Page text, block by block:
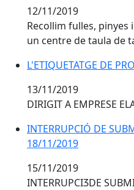
12/11/2019
Recollim fulles,
un centre de taula de
L'ETIQUETATGE DE
L'ETIQUETATGE DE
13/11/2019
DIRIGIT A EMPRESE
INTERRUPCIÓ DE
18/11/2019
15/11/2019
INTERRUPCIӠDE